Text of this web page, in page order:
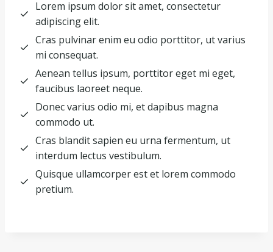
Lorem ipsum dolor sit amet, consectetur
adipiscing elit.
Cras pulvinar enim eu odio porttitor, ut varius
mi consequat.
Aenean tellus ipsum, porttitor eget mi eget,
faucibus laoreet neque.
Donec varius odio mi, et dapibus magna
commodo ut.
Cras blandit sapien eu urna fermentum, ut
interdum lectus vestibulum.
Quisque ullamcorper est et lorem commodo
pretium.